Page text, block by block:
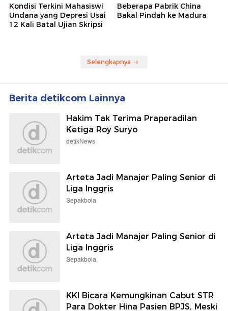
Kondisi Terkini Mahasiswi
Undana yang Depresi Usai
12 Kali Batal Ujian Skripsi
Beberapa Pabrik China
Bakal Pindah ke Madura
Selengkapnya
Berita detikcom Lainnya
Hakim Tak Terima Praperadilan
Ketiga Roy Suryo
detikNews
Arteta Jadi Manajer Paling Senior di
Liga Inggris
Sepakbola
Arteta Jadi Manajer Paling Senior di
Liga Inggris
Sepakbola
KKI Bicara Kemungkinan Cabut STR
Para Dokter Hina Pasien BPJS, Meski